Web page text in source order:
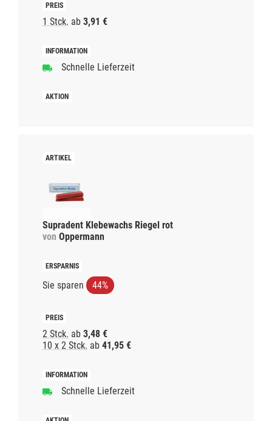
1 Stck. ab 3,91 €
Schnelle Lieferzeit
Supradent Klebewachs Riegel rot
von Oppermann
Sie sparen 44%
2 Stck. ab 3,48 €
10 x 2 Stck. ab 41,95 €
Schnelle Lieferzeit